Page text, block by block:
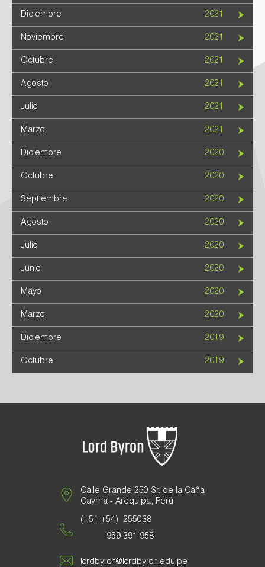
Diciembre 2021
Noviembre 2021
Octubre 2021
Agosto 2021
Julio 2021
Marzo 2021
Diciembre 2020
Octubre 2020
Septiembre 2020
Agosto 2020
Julio 2020
Junio 2020
Mayo 2020
Marzo 2020
Diciembre 2019
Octubre 2019
Calle Grande 250 Sr. de la Caña
Cayma - Arequipa, Perú
(+51 +54) 255038
959 391 958
lordbyron@lordbyron.edu.pe